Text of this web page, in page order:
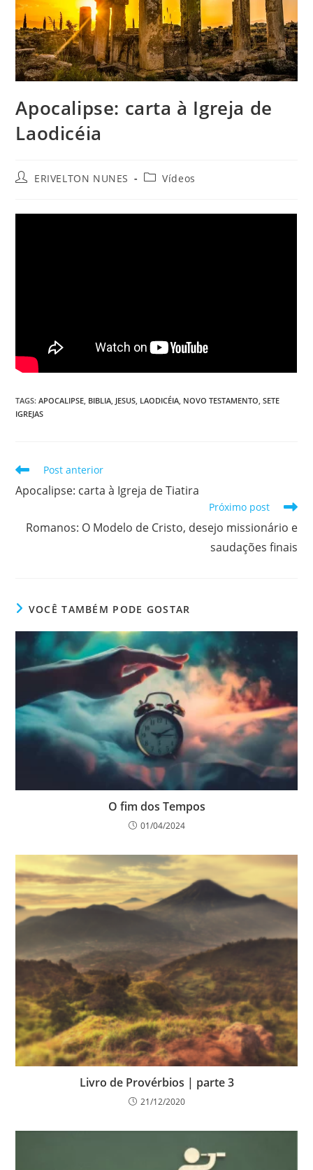
Apocalipse: carta à Igreja de
Laodicéia
ERIVELTON NUNES Vídeos
TAGS:APOCALIPSE BIBLIA JESUS LAODICÉIA NOVO TESTAMENTO SETE
IGREJAS
Post anterior
Apocalipse: carta à Igreja de Tiatira
Próximo post
Romanos: O Modelo de Cristo, desejo missionário e
saudações finais
VOCÊ TAMBÉM PODE GOSTAR
O fim dos Tempos
01/04/2024
Livro de Provérbios | parte 3
21/12/2020